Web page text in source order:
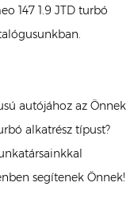
147 1.9 JTD turbó
autójához az Önnek
alkatrész típust?
segítenek Önnek!